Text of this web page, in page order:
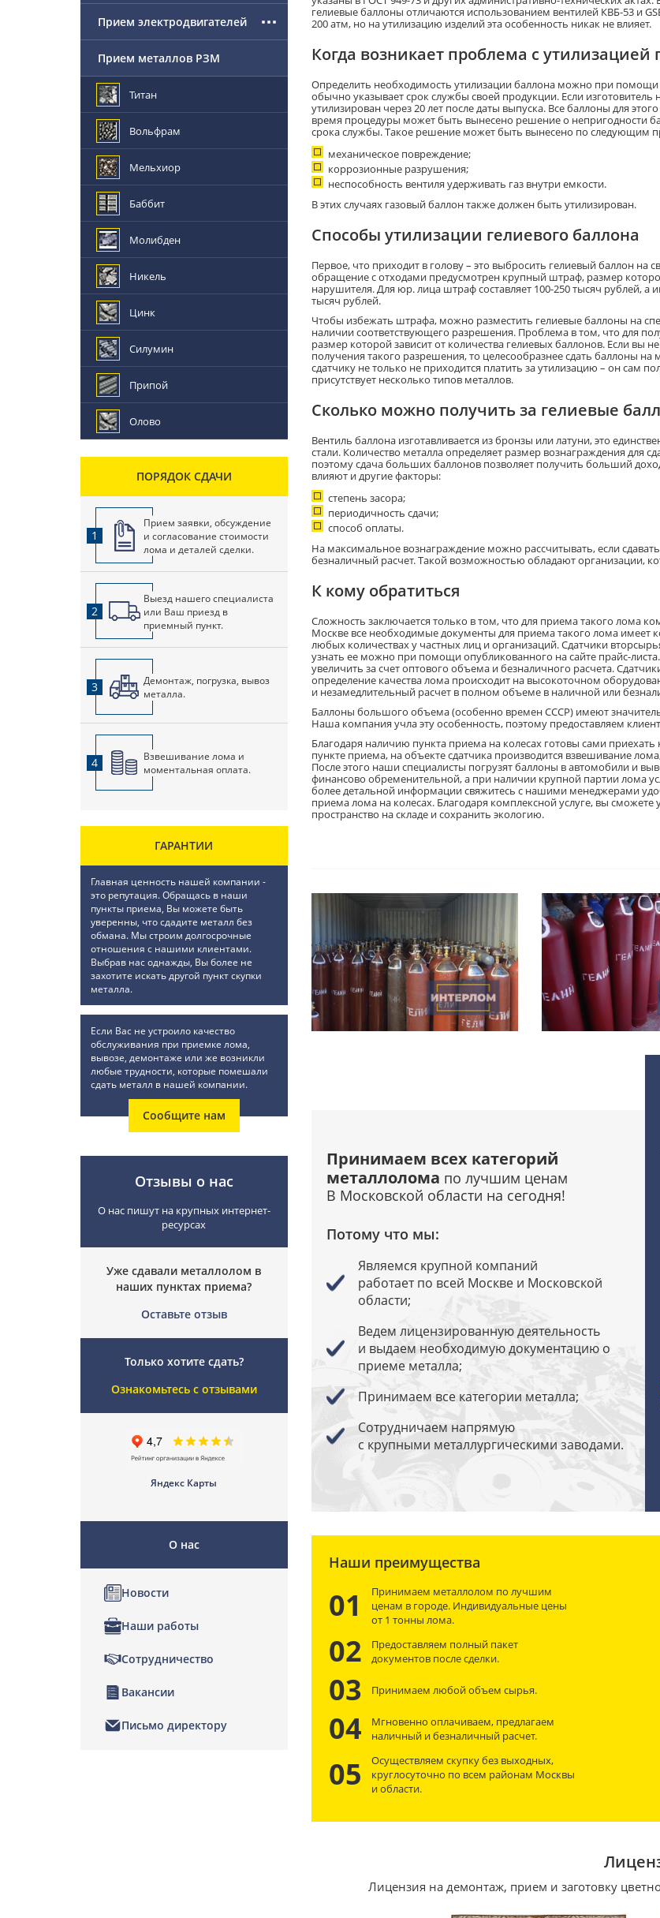
гелиевые баллоны отличаются использованием вентилей КВБ-53 и
200 атм, но на утилизацию изделий эта особенность никак не влияет.
Когда возникает проблема с утилизацией
Определить необходимость утилизации баллона можно при
обычно указывает срок службы своей продукции. Если
утилизирован через 20 лет после даты выпуска. Все баллоны для
время процедуры может быть вынесено решение о непригодности
срока службы. Такое решение может быть вынесено по следующим
механическое повреждение;
коррозионные разрушения;
неспособность вентиля удерживать газ внутри емкости.
В этих случаях газовый баллон также должен быть утилизирован.
Способы утилизации гелиевого баллона
Первое, что приходит в голову – это выбросить гелиевый баллон на
обращение с отходами предусмотрен крупный штраф, размер
нарушителя. Для юр. лица штраф составляет 100-250 тысяч рублей,
тысяч рублей.
Чтобы избежать штрафа, можно разместить гелиевые баллоны на
наличии соответствующего разрешения. Проблема в том, что для
размер которой зависит от количества гелиевых баллонов. Если вы
получения такого разрешения, то целесообразнее сдать баллоны
сдатчику не только не приходится платить за утилизацию – он сам
присутствует несколько типов металлов.
Сколько можно получить за гелиевые
Вентиль баллона изготавливается из бронзы или латуни, это
стали. Количество металла определяет размер вознаграждения
поэтому сдача больших баллонов позволяет получить больший
влияют и другие факторы:
степень засора;
периодичность сдачи;
способ оплаты.
На максимальное вознаграждение можно рассчитывать, если
безналичный расчет. Такой возможностью обладают организации,
К кому обратиться
Сложность заключается только в том, что для приема такого лома
Москве все необходимые документы для приема такого лома имеет
любых количествах у частных лиц и организаций. Сдатчики
узнать ее можно при помощи опубликованного на сайте прайс-
увеличить за счет оптового объема и безналичного расчета.
определение качества лома происходит на высокоточном
и незамедлительный расчет в полном объеме в наличной или
Баллоны большого объема (особенно времен СССР) имеют
Наша компания учла эту особенность, поэтому предоставляем
Благодаря наличию пункта приема на колесах готовы сами
пункте приема, на объекте сдатчика производится взвешивание
После этого наши специалисты погрузят баллоны в автомобили и
финансово обременительной, а при наличии крупной партии лома
более детальной информации свяжитесь с нашими менеджерами
приема лома на колесах. Благодаря комплексной услуге, вы
пространство на складе и сохранить экологию.
Принимаем всех категорий
металлолома по лучшим ценам
В Московской области на сегодня!
Потому что мы:
Являемся крупной компаний
работает по всей Москве и Московской
области;
Ведем лицензированную деятельность
и выдаем необходимую документацию о
приеме металла;
Принимаем все категории металла;
Сотрудничаем напрямую
с крупными металлургическими заводами.
Наши преимущества
01
Принимаем металлолом по лучшим
ценам в городе. Индивидуальные цены
от 1 тонны лома.
02
Предоставляем полный пакет
документов после сделки.
03 Принимаем любой объем сырья.
04
Мгновенно оплачиваем, предлагаем
наличный и безналичный расчет.
05
Осуществляем скупку без выходных,
круглосуточно по всем районам Москвы
и области.
Лицензия на демонтаж, прием и заготовку
Прием электродвигателей
Прием металлов РЗМ
Титан
Вольфрам
Мельхиор
Баббит
Молибден
Никель
Цинк
Силумин
Припой
Олово
ПОРЯДОК СДАЧИ
1
Прием заявки, обсуждение
и согласование стоимости
лома и деталей сделки.
2
Выезд нашего специалиста
или Ваш приезд в
приемный пункт.
3
Демонтаж, погрузка, вывоз
металла.
4
Взвешивание лома и
моментальная оплата.
ГАРАНТИИ
Главная ценность нашей компании -
это репутация. Обращась в наши
пункты приема, Вы можете быть
уверенны, что сдадите металл без
обмана. Мы строим долгосрочные
отношения с нашими клиентами.
Выбрав нас однажды, Вы более не
захотите искать другой пункт скупки
металла.
Если Вас не устроило качество
обслуживания при приемке лома,
вывозе, демонтаже или же возникли
любые трудности, которые помешали
сдать металл в нашей компании.
Сообщите нам
Отзывы о нас
О нас пишут на крупных интернет-
ресурсах
Уже сдавали металлолом в
наших пунктах приема?
Оставьте отзыв
Только хотите сдать?
Ознакомьтесь с отзывами
Яндекс Карты
О нас
Новости
Наши работы
Сотрудничество
Вакансии
Письмо директору